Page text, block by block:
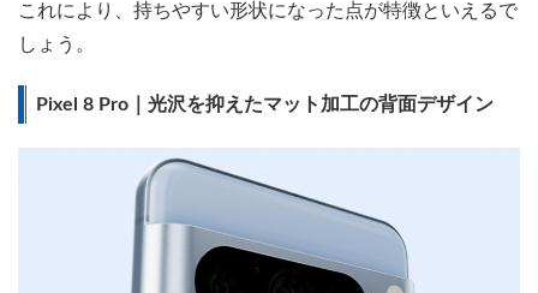
これにより、持ちやすい形状になった点が特徴といえるで
しょう。
Pixel 8 Pro｜光沢を抑えたマット加工の背面デザイン